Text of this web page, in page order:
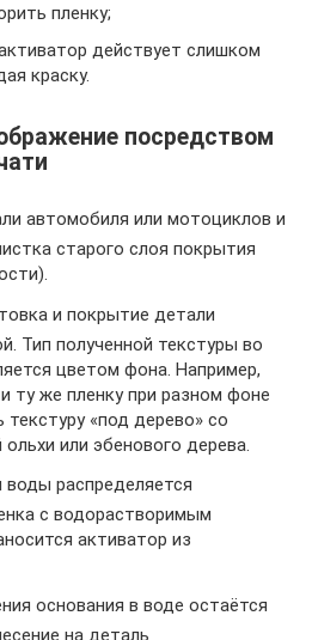
пленку;
действует слишком
краску.
посредством
автомобиля или мотоциклов и
старого слоя покрытия
и покрытие детали
Тип полученной текстуры во
цветом фона. Например,
ту же пленку при разном фоне
«под дерево» со
или эбенового дерева.
воды распределяется
с водорастворимым
активатор из
основания в воде остаётся
на деталь